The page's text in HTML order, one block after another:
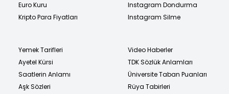
Euro Kuru
Kripto Para Fiyatları
Instagram Dondurma
Instagram Silme
Yemek Tarifleri
Ayetel Kürsi
Saatlerin Anlamı
Aşk Sözleri
Video Haberler
TDK Sözlük Anlamları
Üniversite Taban Puanları
Rüya Tabirleri